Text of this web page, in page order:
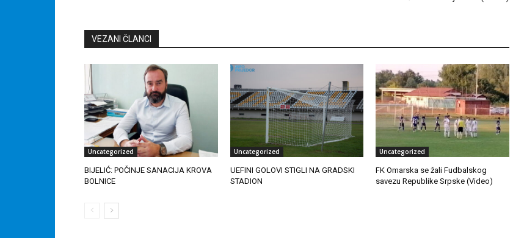
VEZANI ČLANCI
Uncategorized
BIJELIĆ: POČINJE SANACIJA KROVA
BOLNICE
Uncategorized
UEFINI GOLOVI STIGLI NA GRADSKI
STADION
Uncategorized
FK Omarska se žali Fudbalskog
savezu Republike Srpske (Video)